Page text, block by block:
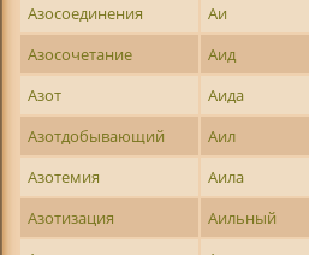
Азосоединения
Аи
Азосочетание
Аид
Азот
Аида
Азотдобывающий
Аил
Азотемия
Аила
Азотизация
Аильный